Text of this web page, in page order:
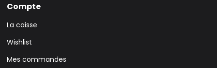
Compte
La caisse
Wishlist
Mes commandes